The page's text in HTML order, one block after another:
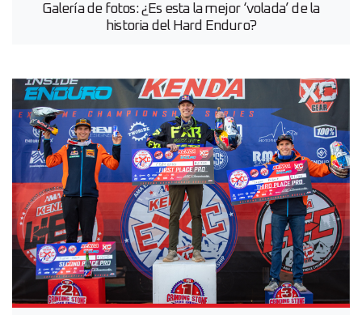
Galería de fotos: ¿Es esta la mejor ‘volada’ de la
historia del Hard Enduro?